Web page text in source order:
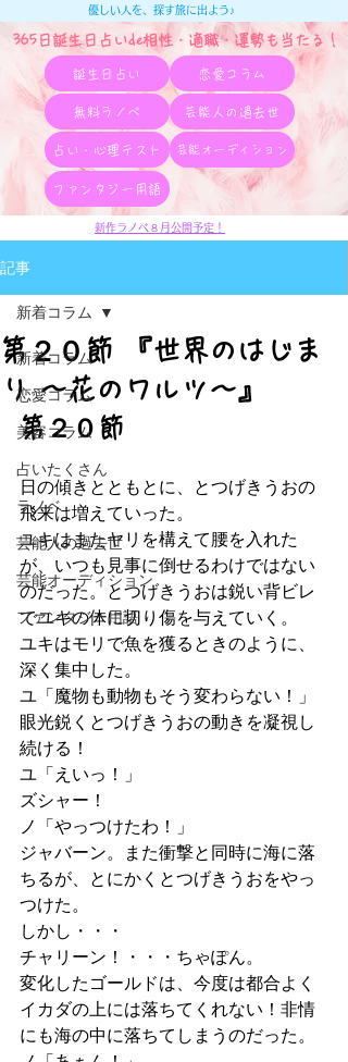
365日誕生日占いde相性・適職・​運勢も当たる！
優しい人を、探す旅に出よう♪
誕生日占い 恋愛コラム
無料ラノベ 芸能人の過去世
占い・心理テスト 芸能オーディション
ファンタジー用語
新作ラノベ８月公開予定！
記事
新着コラム
恋愛コラム
美容コラム
占いたくさん
ラノベ
芸能人の過去世
芸能オーディション
ファンタジー用語
新着コラム
第２０節 『世界のはじま
り ～花のワルツ～』
第２０節
日の傾きとともとに、とつげきうおの
飛来は増えていった。
ユキはまたヤリを構えて腰を入れた
が、いつも見事に倒せるわけではない
のだった。とつげきうおは鋭い背ビレ
でユキの体に切り傷を与えていく。
ユキはモリで魚を獲るときのように、
深く集中した。
ユ「魔物も動物もそう変わらない！」
眼光鋭くとつげきうおの動きを凝視し
続ける！
ユ「えいっ！」
ズシャー！
ノ「やっつけたわ！」
ジャバーン。また衝撃と同時に海に落
ちるが、とにかくとつげきうおをやっ
つけた。
しかし・・・
チャリーン！・・・ちゃぽん。
変化したゴールドは、今度は都合よく
イカダの上には落ちてくれない！非情
にも海の中に落ちてしまうのだった。